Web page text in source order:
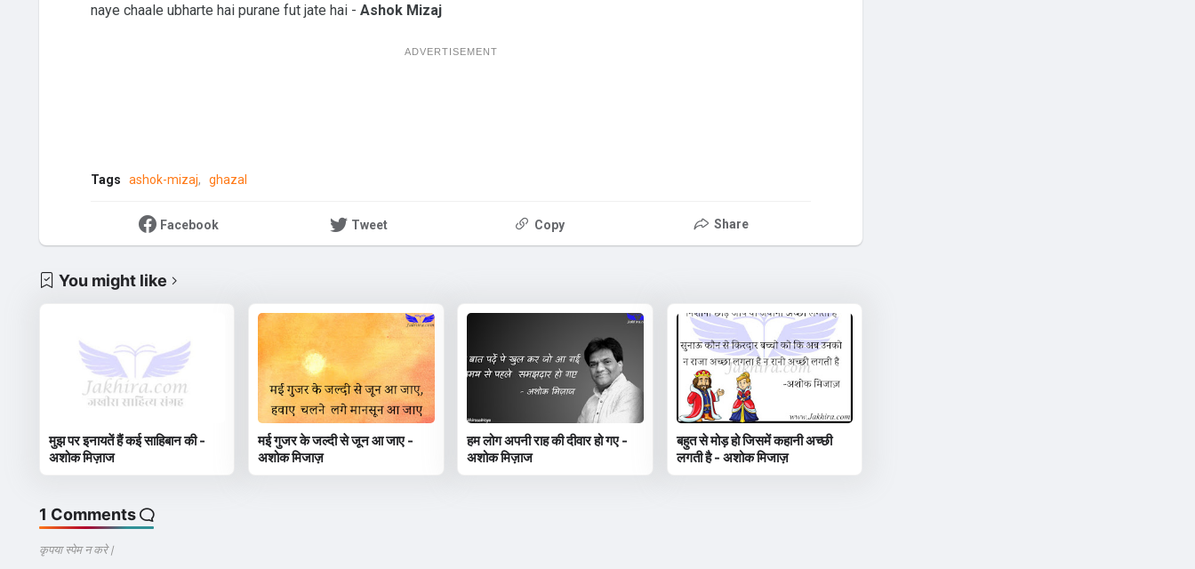
naye chaale ubharte hai purane fut jate hai - Ashok Mizaj
ADVERTISEMENT
Tags ashok-mizaj ghazal
Facebook Tweet Copy Share
You might like
मुझ पर इनायतें हैं कई साहिबान की -
अशोक मिज़ाज
मई गुजर के जल्दी से जून आ जाए -
अशोक मिजाज़
हम लोग अपनी राह की दीवार हो गए -
अशोक मिज़ाज
बहुत से मोड़ हो जिसमें कहानी अच्छी
लगती है - अशोक मिजाज़
1 Comments
कृपया स्पेम न करे |